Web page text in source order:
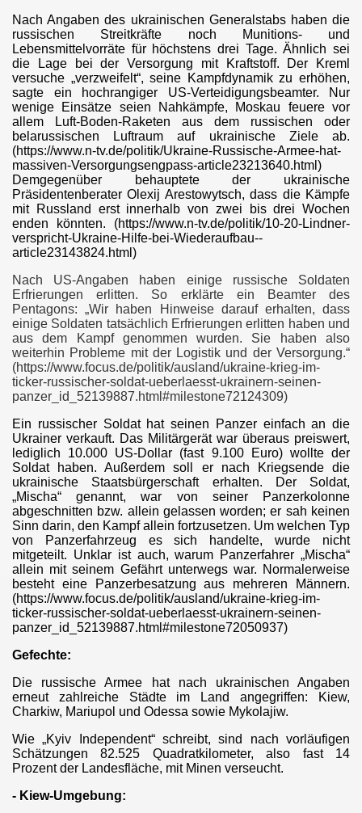
Nach Angaben des ukrainischen Generalstabs haben die
russischen Streitkräfte noch Munitions- und
Lebensmittelvorräte für höchstens drei Tage. Ähnlich sei
die Lage bei der Versorgung mit Kraftstoff. Der Kreml
versuche „verzweifelt“, seine Kampfdynamik zu erhöhen,
sagte ein hochrangiger US-Verteidigungsbeamter. Nur
wenige Einsätze seien Nahkämpfe, Moskau feuere vor
allem Luft-Boden-Raketen aus dem russischen oder
belarussischen Luftraum auf ukrainische Ziele ab.
(https://www.n-tv.de/politik/Ukraine-Russische-Armee-hat-
massiven-Versorgungsengpass-article23213640.html)
Demgegenüber behauptete der ukrainische
Präsidentenberater Olexij Arestowytsch, dass die Kämpfe
mit Russland erst innerhalb von zwei bis drei Wochen
enden könnten. (https://www.n-tv.de/politik/10-20-Lindner-
verspricht-Ukraine-Hilfe-bei-Wiederaufbau--
article23143824.html)
Nach US-Angaben haben einige russische Soldaten
Erfrierungen erlitten. So erklärte ein Beamter des
Pentagons: „Wir haben Hinweise darauf erhalten, dass
einige Soldaten tatsächlich Erfrierungen erlitten haben und
aus dem Kampf genommen wurden. Sie haben also
weiterhin Probleme mit der Logistik und der Versorgung.“
(https://www.focus.de/politik/ausland/ukraine-krieg-im-
ticker-russischer-soldat-ueberlaesst-ukrainern-seinen-
panzer_id_52139887.html#milestone72124309)
Ein russischer Soldat hat seinen Panzer einfach an die
Ukrainer verkauft. Das Militärgerät war überaus preiswert,
lediglich 10.000 US-Dollar (fast 9.100 Euro) wollte der
Soldat haben. Außerdem soll er nach Kriegsende die
ukrainische Staatsbürgerschaft erhalten. Der Soldat,
„Mischa“ genannt, war von seiner Panzerkolonne
abgeschnitten bzw. allein gelassen worden; er sah keinen
Sinn darin, den Kampf allein fortzusetzen. Um welchen Typ
von Panzerfahrzeug es sich handelte, wurde nicht
mitgeteilt. Unklar ist auch, warum Panzerfahrer „Mischa“
allein mit seinem Gefährt unterwegs war. Normalerweise
besteht eine Panzerbesatzung aus mehreren Männern.
(https://www.focus.de/politik/ausland/ukraine-krieg-im-
ticker-russischer-soldat-ueberlaesst-ukrainern-seinen-
panzer_id_52139887.html#milestone72050937)
Gefechte:
Die russische Armee hat nach ukrainischen Angaben
erneut zahlreiche Städte im Land angegriffen: Kiew,
Charkiw, Mariupol und Odessa sowie Mykolajiw.
Wie „Kyiv Independent“ schreibt, sind nach vorläufigen
Schätzungen 82.525 Quadratkilometer, also fast 14
Prozent der Landesfläche, mit Minen verseucht.
- Kiew-Umgebung:
in Katalonien